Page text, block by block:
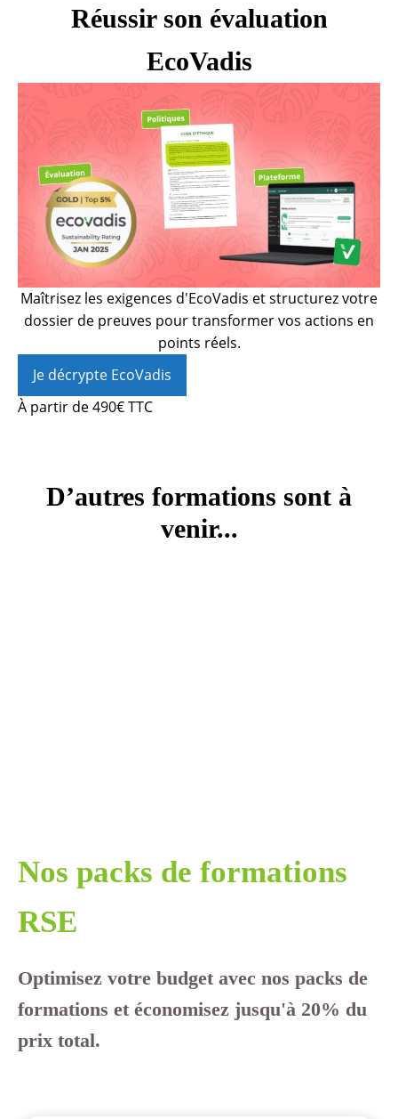
Réussir son évaluation
EcoVadis
Maîtrisez les exigences d'EcoVadis et structurez votre
dossier de preuves pour transformer vos actions en
points réels.
Je décrypte EcoVadis
À partir de 490€ TTC
D’autres formations sont à
venir...
Nos packs de formations
RSE
Optimisez votre budget avec nos packs de
formations et économisez jusqu'à 20% du
prix total.